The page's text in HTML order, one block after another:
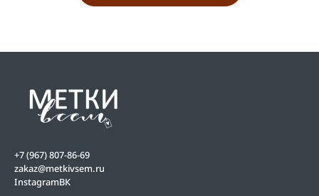
+7 (967) 807-86-69
zakaz@metkivsem.ru
InstagramВК